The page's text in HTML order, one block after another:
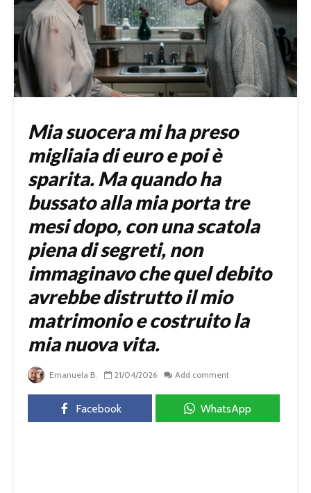
Mia suocera mi ha preso
migliaia di euro e poi è
sparita. Ma quando ha
bussato alla mia porta tre
mesi dopo, con una scatola
piena di segreti, non
immaginavo che quel debito
avrebbe distrutto il mio
matrimonio e costruito la
mia nuova vita.
Emanuela B. 21/04/2026 Add comment
Facebook WhatsApp